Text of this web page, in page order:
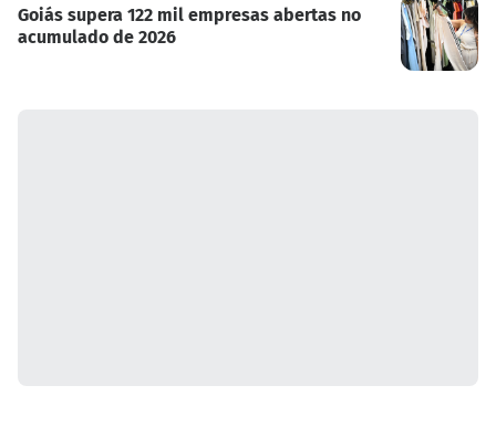
Goiás supera 122 mil empresas abertas no
acumulado de 2026